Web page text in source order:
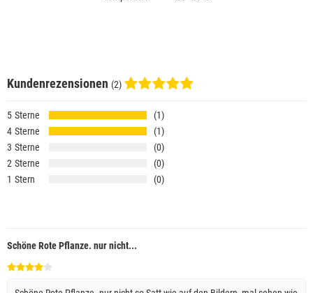
Kundenrezensionen (2)
5
1
4
1
3
0
2
0
1
0
Schöne Rote Pflanze. nur nicht...